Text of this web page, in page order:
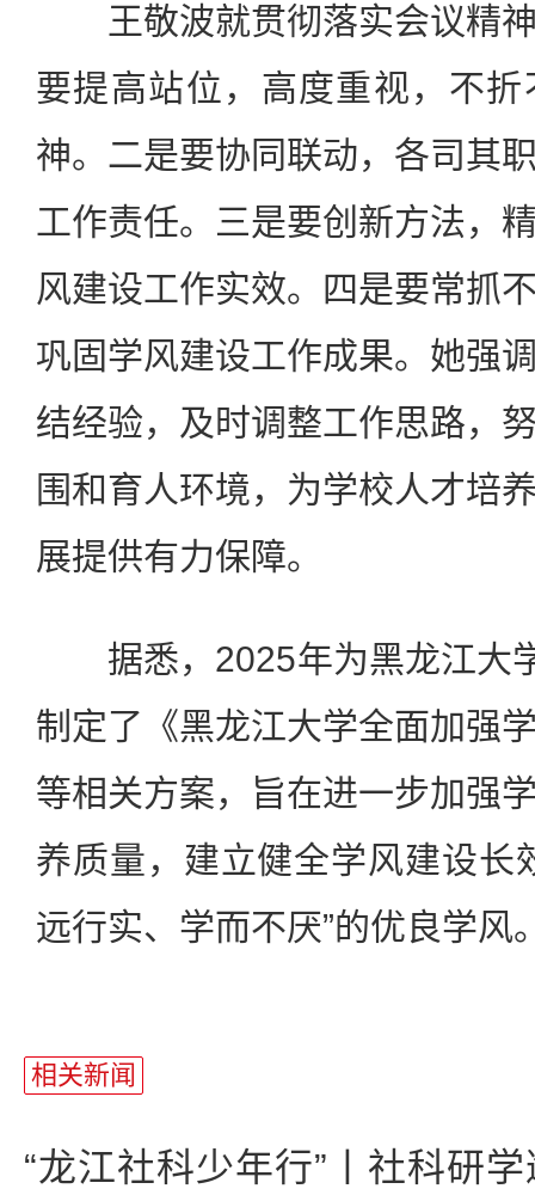
王敬波就贯彻落实会议精神
要提高站位，高度重视，不
神。二是要协同联动，各司其
工作责任。三是要创新方法，
风建设工作实效。四是要常抓
巩固学风建设工作成果。她强
结经验，及时调整工作思路，
围和育人环境，为学校人才培
展提供有力保障。
据悉，2025年为黑龙江大学
制定了《黑龙江大学全面加强
等相关方案，旨在进一步加强
养质量，建立健全学风建设长
远行实、学而不厌”的优良学风
相关新闻
“龙江社科少年行”丨社科研